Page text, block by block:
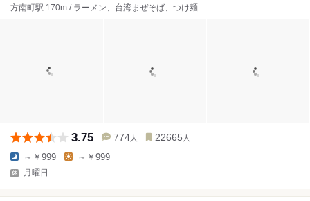
方南町駅 170m / ラーメン、台湾まぜそば、つけ麺
3.75 774 人 22665 人
～￥999 ～￥999
月曜日